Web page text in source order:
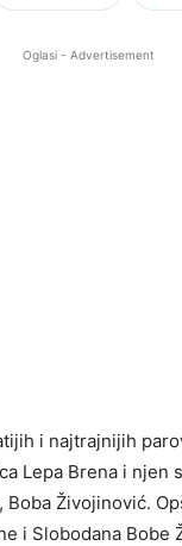
Oglasi - Advertisement
i najtrajnijih
Lepa Brena i njen
Boba Živojinović.
i Slobodana Bobe